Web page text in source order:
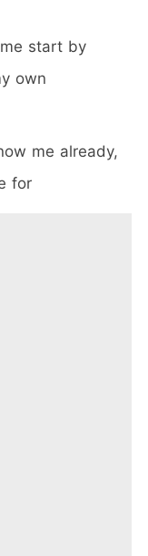
start by
own
me already,
for